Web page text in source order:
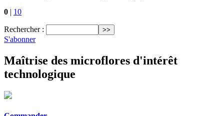
0 | 10
Rechercher :
S'abonner
Maîtrise des microflores d'intérêt
technologique